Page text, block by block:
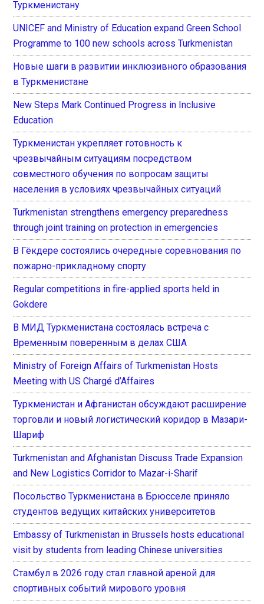
Туркменистану
UNICEF and Ministry of Education expand Green School
Programme to 100 new schools across Turkmenistan
Новые шаги в развитии инклюзивного образования
в Туркменистане
New Steps Mark Continued Progress in Inclusive
Education
Туркменистан укрепляет готовность к
чрезвычайным ситуациям посредством
совместного обучения по вопросам защиты
населения в условиях чрезвычайных ситуаций
Turkmenistan strengthens emergency preparedness
through joint training on protection in emergencies
В Гёкдере состоялись очередные соревнования по
пожарно-прикладному спорту
Regular competitions in fire-applied sports held in
Gokdere
В МИД Туркменистана состоялась встреча с
Временным поверенным в делах США
Ministry of Foreign Affairs of Turkmenistan Hosts
Meeting with US Chargé d’Affaires
Туркменистан и Афганистан обсуждают расширение
торговли и новый логистический коридор в Мазари-
Шариф
Turkmenistan and Afghanistan Discuss Trade Expansion
and New Logistics Corridor to Mazar-i-Sharif
Посольство Туркменистана в Брюсселе приняло
студентов ведущих китайских университетов
Embassy of Turkmenistan in Brussels hosts educational
visit by students from leading Chinese universities
Стамбул в 2026 году стал главной ареной для
спортивных событий мирового уровня